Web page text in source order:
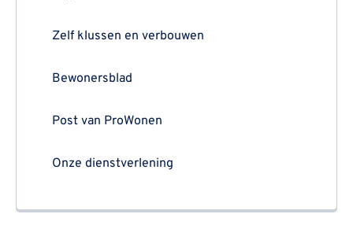
Zelf klussen en verbouwen
Bewonersblad
Post van ProWonen
Onze dienstverlening